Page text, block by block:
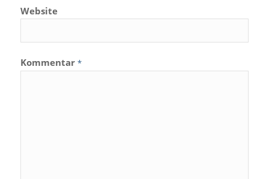
Website
Kommentar *